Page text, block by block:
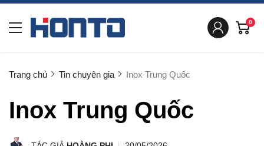
0
Trang chủ Tin chuyên gia Inox Trung Quốc
Inox Trung Quốc